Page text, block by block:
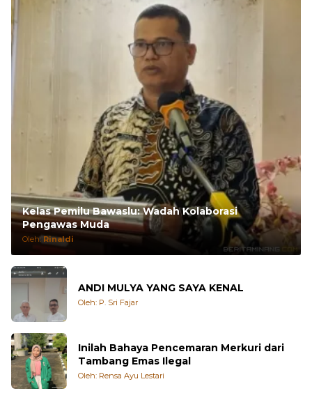
Kelas Pemilu Bawaslu: Wadah Kolaborasi
Pengawas Muda
Oleh:Rinaldi
Oleh: P. Sri Fajar
Tambang Emas Ilegal
Oleh: Rensa Ayu Lestari